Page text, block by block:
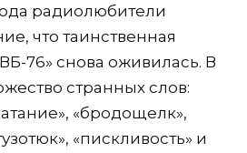
радиолюбители
что таинственная
76» снова оживилась. В
странных слов:
«бродощелк»,
«пискливость» и